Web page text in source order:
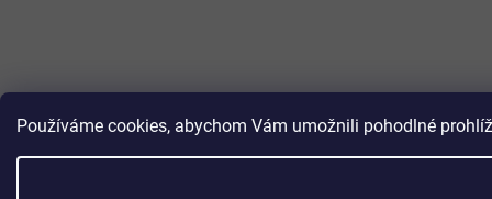
Používáme cookies, abychom Vám umožnili pohodlné